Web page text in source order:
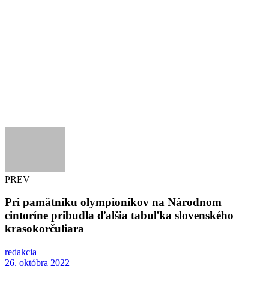
PREV
Pri pamätníku olympionikov na Národnom
cintoríne pribudla ďalšia tabuľka slovenského
krasokorčuliara
redakcia
26. októbra 2022